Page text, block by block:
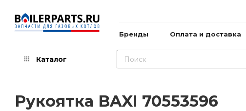
Бренды Оплата и доставка
Каталог
Рукоятка BAXI 70553596